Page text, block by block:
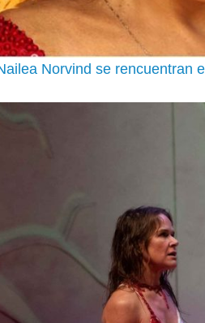
Norvind se rencuentran